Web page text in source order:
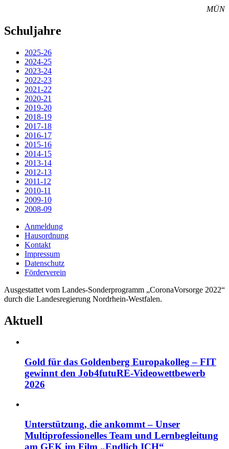
MÜN
Schuljahre
2025-26
2024-25
2023-24
2022-23
2021-22
2020-21
2019-20
2018-19
2017-18
2016-17
2015-16
2014-15
2013-14
2012-13
2011-12
2010-11
2009-10
2008-09
Anmeldung
Hausordnung
Kontakt
Impressum
Datenschutz
Förderverein
Ausgestattet vom Landes-Sonderprogramm „CoronaVorsorge 2022“
durch die Landesregierung Nordrhein-Westfalen.
Aktuell
Gold für das Goldenberg Europakolleg – FIT
gewinnt den Job4futuRE-Videowettbewerb
2026
Unterstützung, die ankommt – Unser
Multiprofessionelles Team und Lernbegleitung
am GEK im Film „Endlich ICH“